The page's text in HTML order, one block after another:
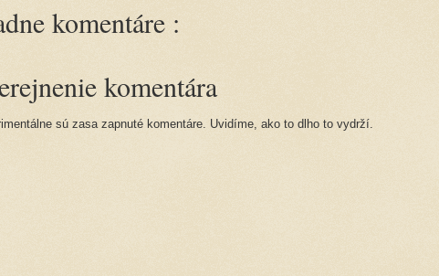
komentáre :
komentára
sú zasa zapnuté komentáre. Uvidíme, ako to dlho to vydrží.